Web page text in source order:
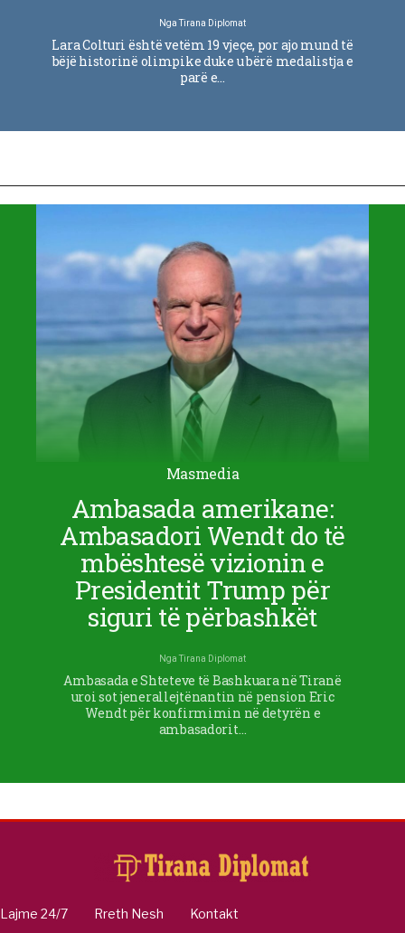
NgaTirana Diplomat
Lara Colturi është vetëm 19 vjeçe, por ajo mund të
bëjë historinë olimpike duke u bërë medalistja e
parë e…
Masmedia
Ambasada amerikane:
Ambasadori Wendt do të
mbështesë vizionin e
Presidentit Trump për
siguri të përbashkët
Nga Tirana Diplomat
Ambasada e Shteteve të Bashkuara në Tiranë
uroi sot jenerallejtënantin në pension Eric
Wendt për konfirmimin në detyrën e
ambasadorit…
Lajme 24/7 Rreth Nesh Kontakt